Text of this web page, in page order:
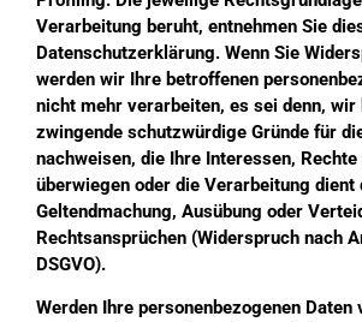
Verarbeitung beruht, entnehmen Sie
Datenschutzerklärung. Wenn Sie
werden wir Ihre betroffenen
nicht mehr verarbeiten, es sei denn, wir
zwingende schutzwürdige Gründe für
nachweisen, die Ihre Interessen,
überwiegen oder die Verarbeitung dient
Geltendmachung, Ausübung oder
Rechtsansprüchen (Widerspruch nach
DSGVO).
Werden Ihre personenbezogenen